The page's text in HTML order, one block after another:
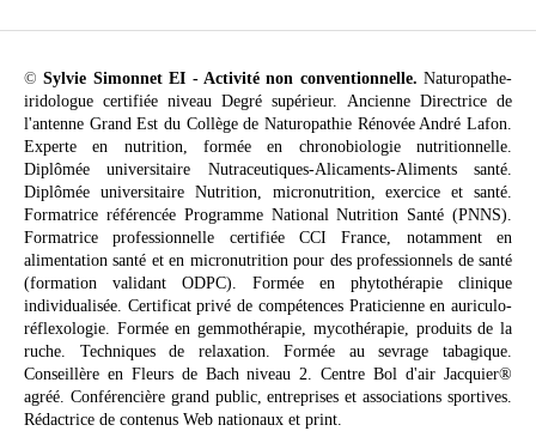
©Sylvie Simonnet EI - Activité non conventionnelle. Naturopathe-
iridologue certifiée niveau Degré supérieur. Ancienne Directrice de
l'antenne Grand Est du Collège de Naturopathie Rénovée André Lafon.
Experte en nutrition, formée en chronobiologie nutritionnelle.
Diplômée universitaire Nutraceutiques-Alicaments-Aliments santé.
Diplômée universitaire Nutrition, micronutrition, exercice et santé.
Formatrice référencée Programme National Nutrition Santé (PNNS).
Formatrice professionnelle certifiée CCI France, notamment en
alimentation santé et en micronutrition pour des professionnels de santé
(formation validant ODPC). Formée en phytothérapie clinique
individualisée. Certificat privé de compétences Praticienne en auriculo-
réflexologie. Formée en gemmothérapie, mycothérapie, produits de la
ruche. Techniques de relaxation. Formée au sevrage tabagique.
Conseillère en Fleurs de Bach niveau 2. Centre Bol d'air Jacquier®
agréé. Conférencière grand public, entreprises et associations sportives.
Rédactrice de contenus Web nationaux et print.